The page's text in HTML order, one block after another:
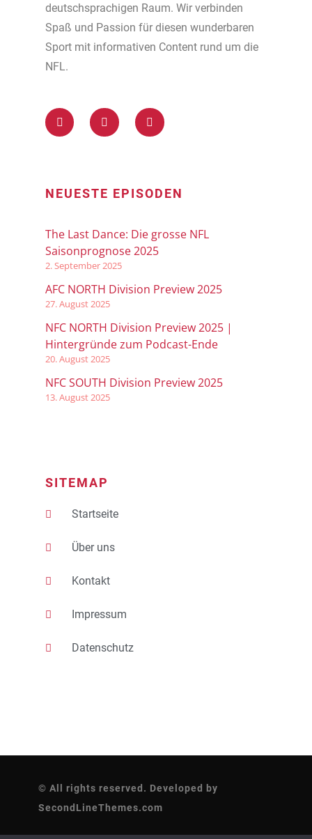
deutschsprachigen Raum. Wir verbinden
Spaß und Passion für diesen wunderbaren
Sport mit informativen Content rund um die
NFL.
NEUESTE EPISODEN
The Last Dance: Die grosse NFL
Saisonprognose 2025
2. September 2025
AFC NORTH Division Preview 2025
27. August 2025
NFC NORTH Division Preview 2025 |
Hintergründe zum Podcast-Ende
20. August 2025
NFC SOUTH Division Preview 2025
13. August 2025
SITEMAP
Startseite
Über uns
Kontakt
Impressum
Datenschutz
© All rights reserved. Developed by
SecondLineThemes.com